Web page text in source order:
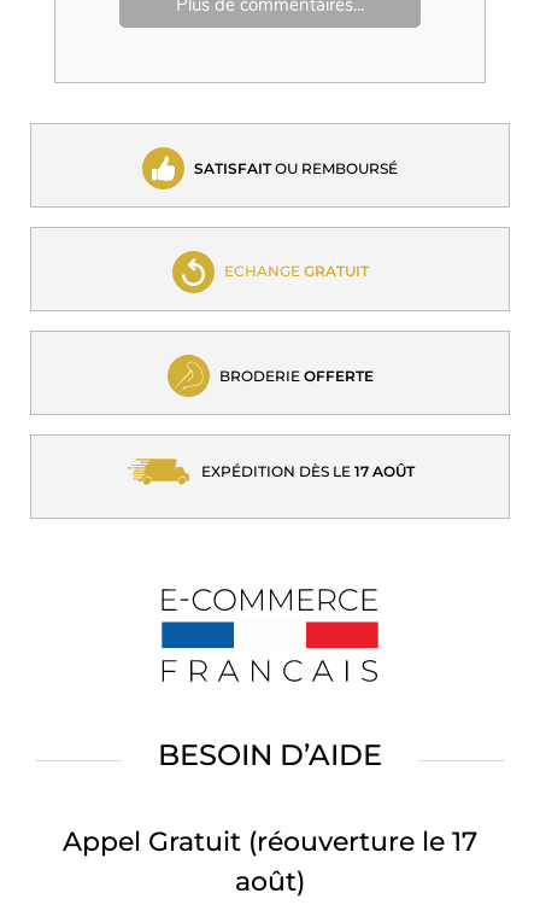
Plus de commentaires...
SATISFAITOU REMBOURSÉ
ECHANGE GRATUIT
BRODERIE OFFERTE
EXPÉDITION DÈS LE 17 AOÛT
BESOIN D’AIDE
Appel Gratuit (réouverture le 17
août)